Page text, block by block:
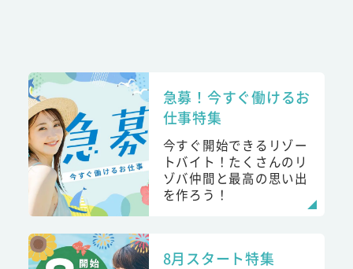
急募！今すぐ働けるお
仕事特集
今すぐ開始できるリゾー
トバイト！たくさんのリ
ゾバ仲間と最高の思い出
を作ろう！
8月スタート特集